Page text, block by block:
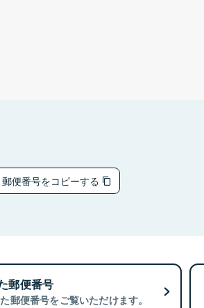
郵便番号をコピーする
郵便番号
郵便番号をご覧いただけます。